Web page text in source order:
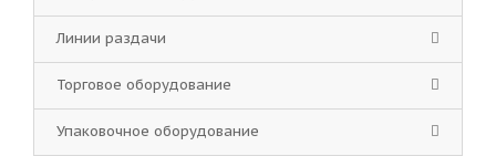
Линии раздачи
Торговое оборудование
Упаковочное оборудование